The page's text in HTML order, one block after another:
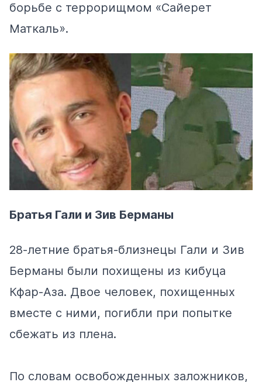
борьбе с террорищмом «Сайерет
Маткаль».
Братья Гали и Зив Берманы
28-летние братья-близнецы Гали и Зив
Берманы были похищены из кибуца
Кфар-Аза. Двое человек, похищенных
вместе с ними, погибли при попытке
сбежать из плена.
По словам освобожденных заложников,